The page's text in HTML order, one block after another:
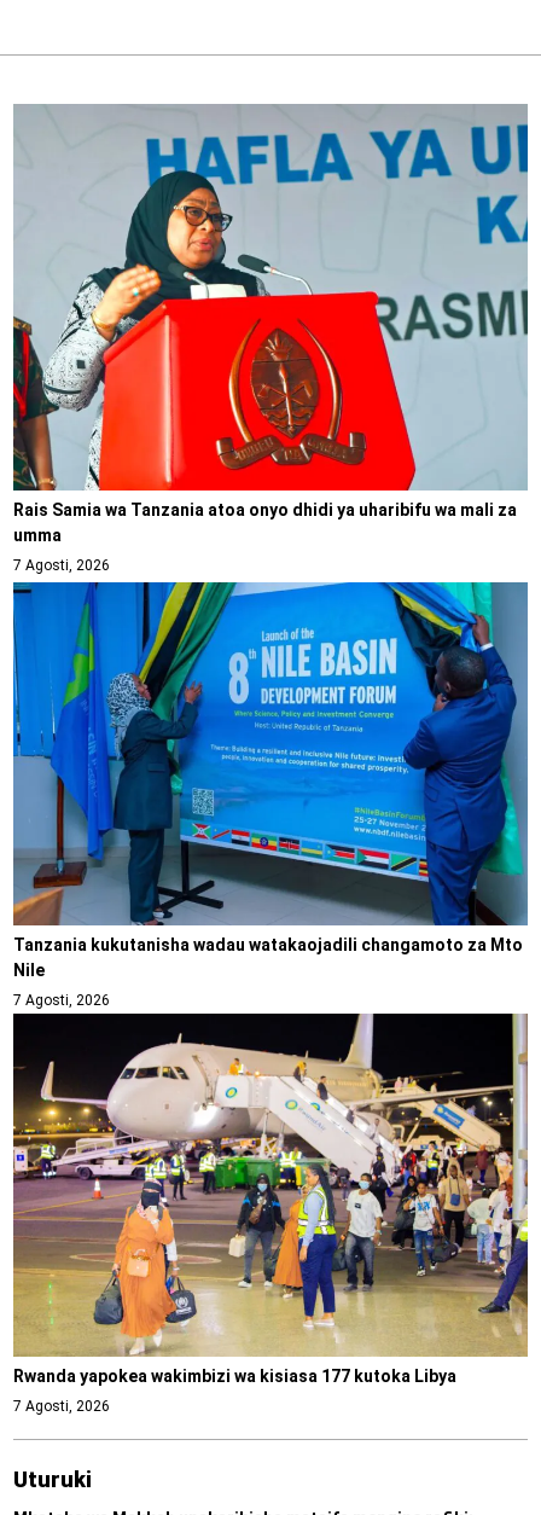
Rais Samia wa Tanzania atoa onyo dhidi ya uharibifu wa mali za
umma
7 Agosti, 2026
Tanzania kukutanisha wadau watakaojadili changamoto za Mto
Nile
7 Agosti, 2026
Rwanda yapokea wakimbizi wa kisiasa 177 kutoka Libya
7 Agosti, 2026
Uturuki